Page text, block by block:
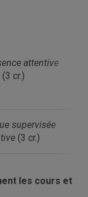
attentive
(3 cr.)
supervisée
(3 cr.)
les cours et